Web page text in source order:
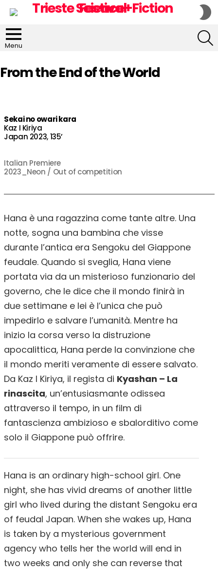
Menu
From the End of the World
Sekai no owari kara
Kaz I Kiriya
Japan 2023, 135’
Italian Premiere
2023_Neon / Out of competition
Hana è una ragazzina come tante altre. Una
notte, sogna una bambina che visse
durante l’antica era Sengoku del Giappone
feudale. Quando si sveglia, Hana viene
portata via da un misterioso funzionario del
governo, che le dice che il mondo finirà in
due settimane e lei è l’unica che può
impedirlo e salvare l’umanità. Mentre ha
inizio la corsa verso la distruzione
apocalittica, Hana perde la convinzione che
il mondo meriti veramente di essere salvato.
Da Kaz I Kiriya, il regista di Kyashan – La
rinascita, un’entusiasmante odissea
attraverso il tempo, in un film di
fantascienza ambizioso e sbalorditivo come
solo il Giappone può offrire.
Hana is an ordinary high-school girl. One
night, she has vivid dreams of another little
girl who lived during the distant Sengoku era
of feudal Japan. When she wakes up, Hana
is taken by a mysterious government
agency who tells her the world will end in
two weeks and only she can reverse that